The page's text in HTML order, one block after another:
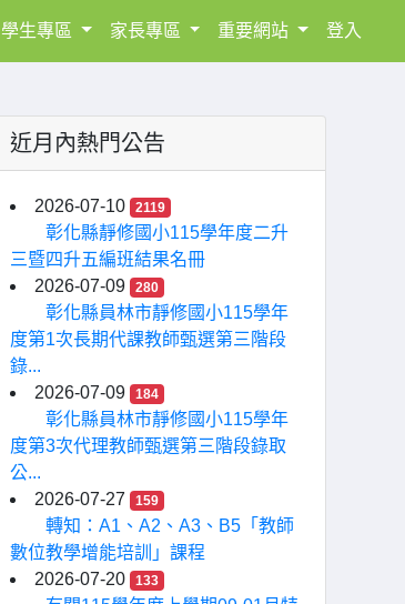
學生專區 家長專區 重要網站 登入
近月內熱門公告
2026-07-10 2119
彰化縣靜修國小115學年度二升
三暨四升五編班結果名冊
2026-07-09
280
彰化縣員林市靜修國小115學年
度第1次長期代課教師甄選第三階段
錄...
2026-07-09
184
彰化縣員林市靜修國小115學年
度第3次代理教師甄選第三階段錄取
公...
2026-07-27
159
轉知：A1、A2、A3、B5「教師
數位教學增能培訓」課程
2026-07-20
133